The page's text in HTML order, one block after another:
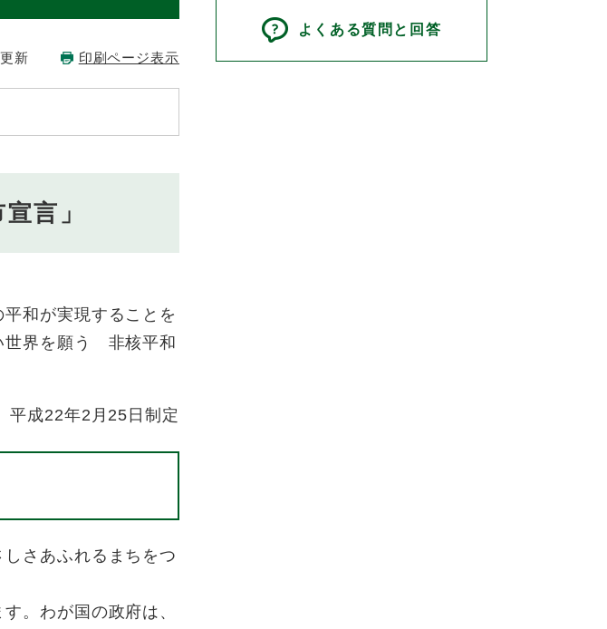
新 印刷ページ表示
言」
和が実現することを
世界を願う 非核平和
平成22年2月25日制定
さあふれるまちをつ
。わが国の政府は、
よくある質問と回答